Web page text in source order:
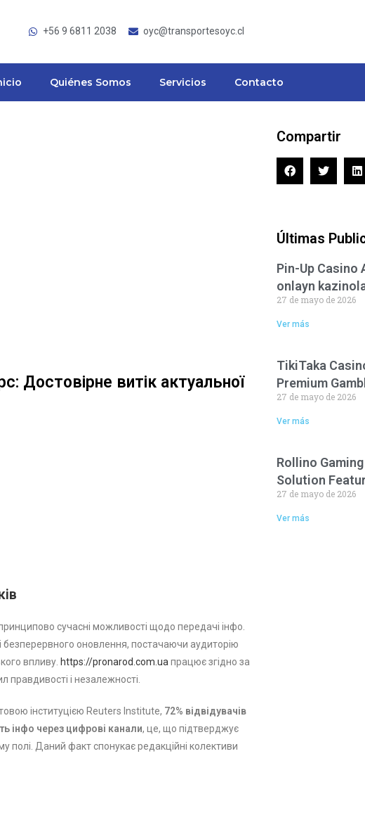
+56 9 6811 2038 oyc@transportesoyc.cl
Quiénes Somos Servicios Contacto
Достовірне витік актуальної
сучасні можливості щодо передачі інфо.
безперервного оновлення, постачаючи аудиторію
впливу. https://pronarod.com.ua працює згідно за
і незалежності.
інституцією Reuters Institute, 72% відвідувачів
інфо через цифрові канали, це, що підтверджує
полі. Даний факт спонукає редакційні колективи
Compartir
Últimas
Pin-Up Casino
onlayn
27 de mayo de 2026
Ver más
TikiTaka
Premium
27 de mayo de 2026
Ver más
Rollino
Solution
27 de mayo de 2026
Ver más